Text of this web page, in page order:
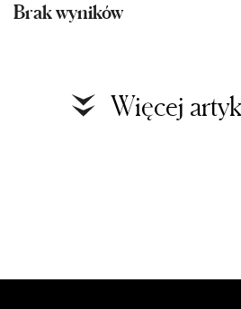
Brak wyników
Więcej